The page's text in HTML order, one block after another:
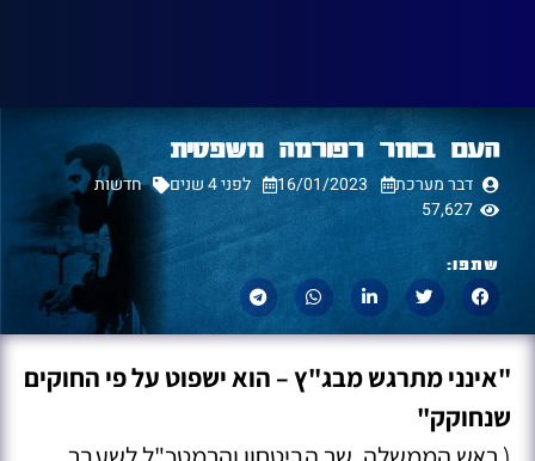
העם בוחר רפורמה משפטית
דבר מערכת 16/01/2023 לפני 4 שנים
חדשות
57,627
שתפו:
"אינני מתרגש מבג"ץ – הוא ישפוט על פי החוקים
שנחוקק"